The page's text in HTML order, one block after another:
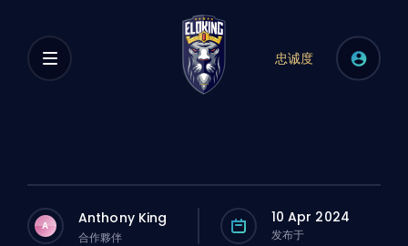
忠诚度
A Anthony King
合作夥伴
10 Apr 2024
发布于